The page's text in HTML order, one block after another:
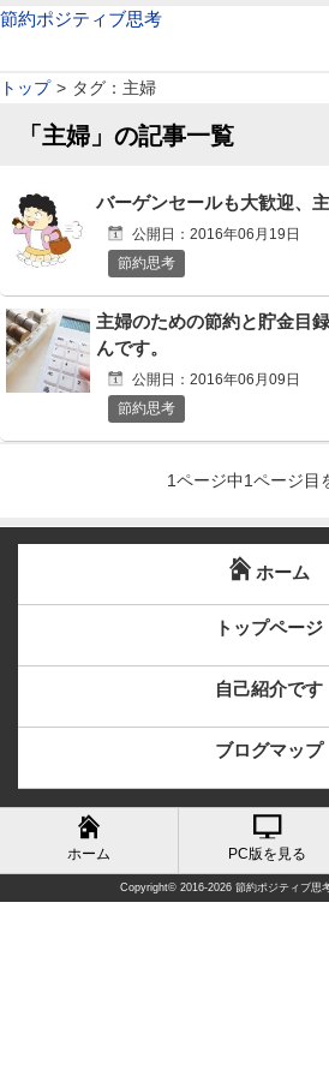
節約ポジティブ思考
トップ タグ：主婦
「主婦」の記事一覧
バーゲンセールも大歓迎、
公開日：2016年06月19日
節約思考
主婦のための節約と貯金目
んです。
公開日：2016年06月09日
節約思考
1ページ中1ページ目
ホーム
トップページ
自己紹介です
ブログマップ
ホーム PC版を見る
Copyright© 2016-2026 節約ポジティブ思